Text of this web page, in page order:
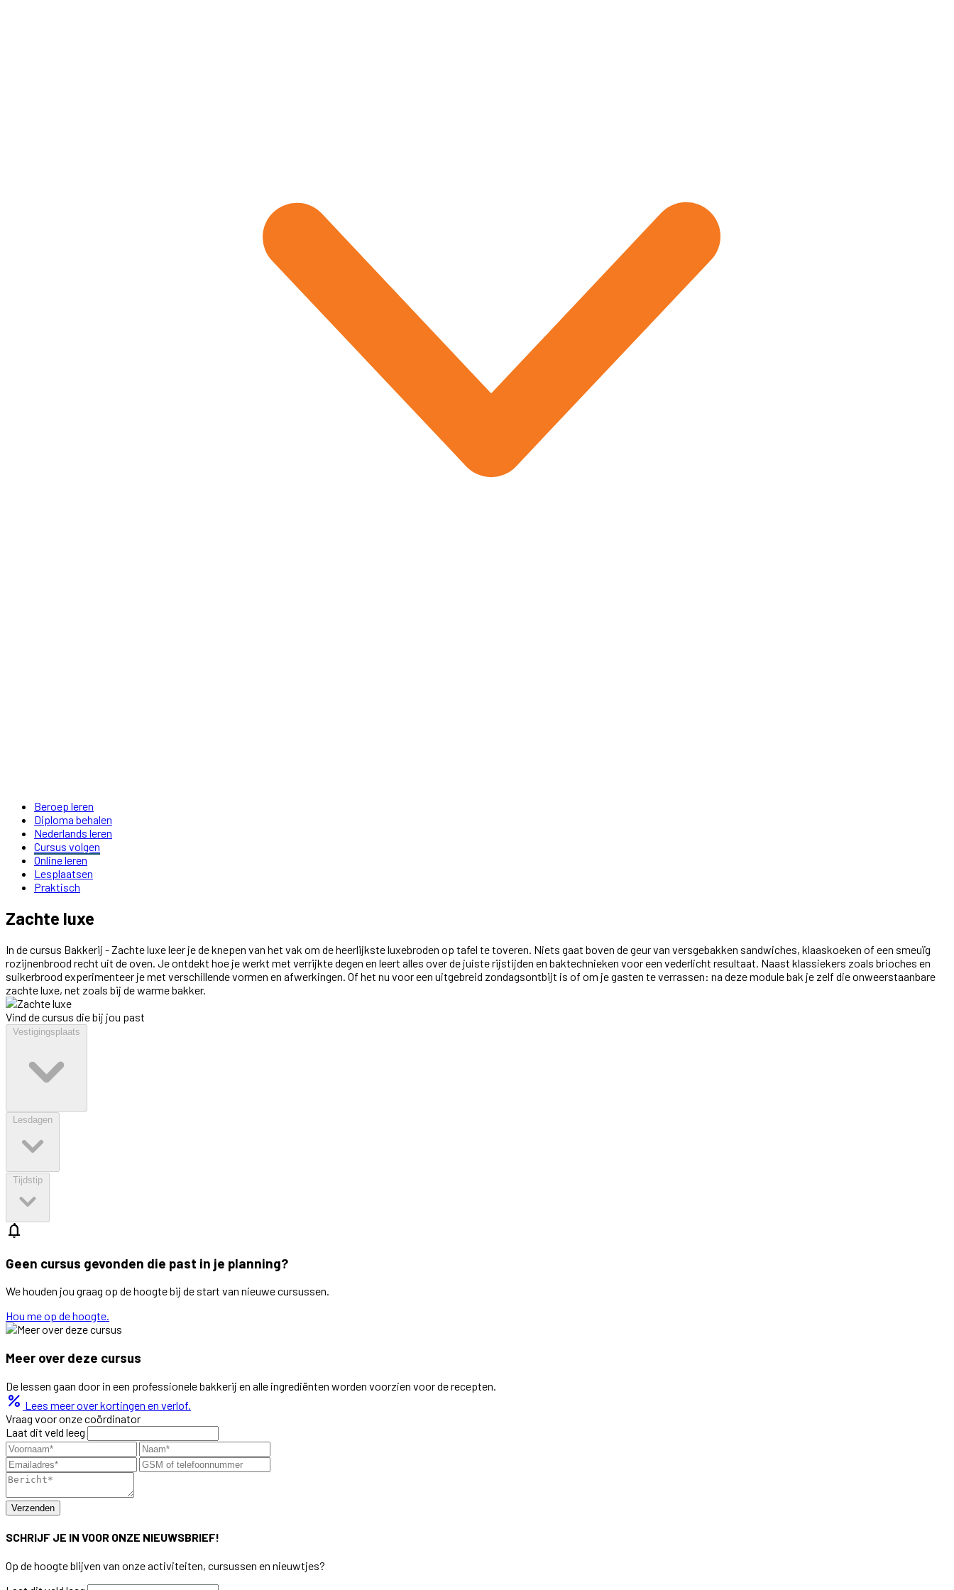
Beroep leren
Diploma behalen
Nederlands leren
Cursus volgen
Online leren
Lesplaatsen
Praktisch
Zachte luxe
In de cursus Bakkerij - Zachte luxe leer je de knepen van het vak om de heerlijkste luxebroden op tafel te toveren. Niets gaat boven de geur van versgebakken sandwiches, klaaskoeken of een smeuïg
rozijnenbrood recht uit de oven. Je ontdekt hoe je werkt met verrijkte degen en leert alles over de juiste rijstijden en baktechnieken voor een vederlicht resultaat. Naast klassiekers zoals brioches en
suikerbrood experimenteer je met verschillende vormen en afwerkingen. Of het nu voor een uitgebreid zondagsontbijt is of om je gasten te verrassen: na deze module bak je zelf die onweerstaanbare
zachte luxe, net zoals bij de warme bakker.
Vind de cursus die bij jou past
Vestigingsplaats
Lesdagen
Tijdstip
notifications
Geen cursus gevonden die past in je planning?
We houden jou graag op de hoogte bij de start van nieuwe cursussen.
Hou me op de hoogte.
Meer over deze cursus
De lessen gaan door in een professionele bakkerij en alle ingrediënten worden voorzien voor de recepten.
percent Lees meer over kortingen en verlof.
Vraag voor onze coördinator
Laat dit veld leeg
Verzenden
SCHRIJF JE IN VOOR ONZE NIEUWSBRIEF!
Op de hoogte blijven van onze activiteiten, cursussen en nieuwtjes?